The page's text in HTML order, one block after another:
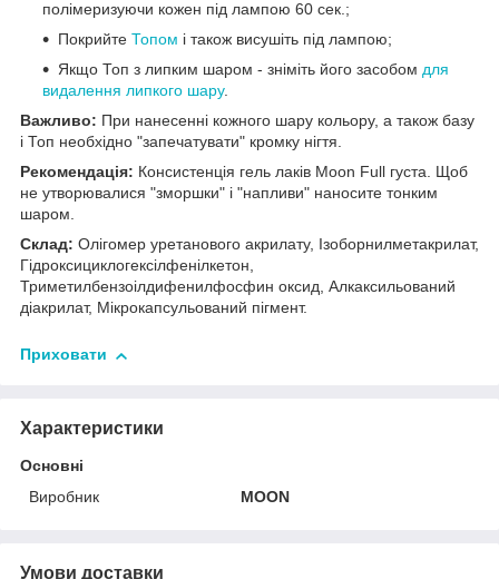
полімеризуючи кожен під лампою 60 сек.;
Покрийте Топом і також висушіть під лампою;
Якщо Топ з липким шаром - зніміть його засобом для
видалення липкого шару.
Важливо: При нанесенні кожного шару кольору, а також базу
і Топ необхідно "запечатувати" кромку нігтя.
Рекомендація: Консистенція гель лаків Moon Full густа. Щоб
не утворювалися "зморшки" і "напливи" наносите тонким
шаром.
Склад: Олігомер уретанового акрилату, Ізоборнилметакрилат,
Гідроксициклогексілфенілкетон,
Триметилбензоілдифенилфосфин оксид, Алкаксильований
діакрилат, Мікрокапсульований пігмент.
Приховати
Характеристики
Основні
Виробник
MOON
Умови доставки